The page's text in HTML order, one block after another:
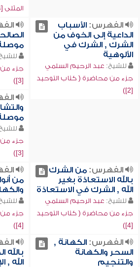
المثلى [4])
الفهرس:الأسباب
الداعية إلى الخوف من
الشرك , الشرك في
الألوهية
للشيخ: عبد الرحيم السلمي
جزء من محاضرة ( كتاب التوحيد
[2])
جزء من
[3])
جزء من
[3])
الفهرس:من الشرك
بالله الاستعاذة بغير
الله , الشرك في الاستعاذة
للشيخ: عبد الرحيم السلمي
جزء من محاضرة ( كتاب التوحيد
[4])
من
جزء من
[4])
الفهرس:الكهانة ,
السحر والكهانة
والتنجيم
بالله
الله ,